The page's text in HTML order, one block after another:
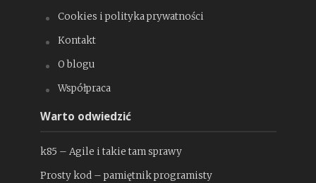
Cookies i polityka prywatności
Kontakt
O blogu
Współpraca
Warto odwiedzić
k85 – Agile i takie tam sprawy
Prosty kod – pamiętnik programisty